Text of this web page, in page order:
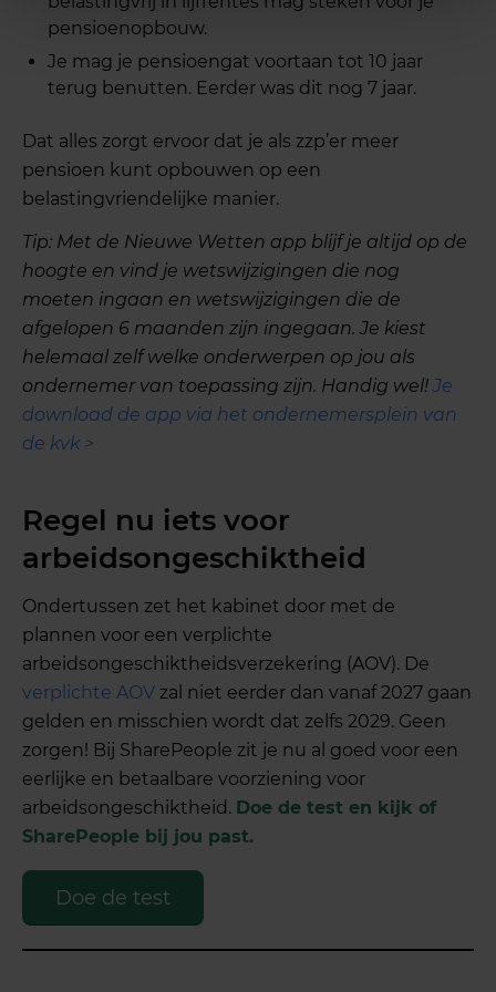
pensioenopbouw.
Je mag je pensioengat voortaan tot 10 jaar
terug benutten. Eerder was dit nog 7 jaar.
Dat alles zorgt ervoor dat je als zzp’er meer
pensioen kunt opbouwen op een
belastingvriendelijke manier.
Tip: Met de Nieuwe Wetten app blijf je altijd op de
hoogte en vind je wetswijzigingen die nog
moeten ingaan en wetswijzigingen die de
afgelopen 6 maanden zijn ingegaan. Je kiest
helemaal zelf welke onderwerpen op jou als
ondernemer van toepassing zijn. Handig wel!Je
download de app via het ondernemersplein van
de kvk >
Regel nu iets voor
arbeidsongeschiktheid
Ondertussen zet het kabinet door met de
plannen voor een verplichte
arbeidsongeschiktheidsverzekering (AOV). De
verplichte AOV zal niet eerder dan vanaf 2027 gaan
gelden en misschien wordt dat zelfs 2029. Geen
zorgen! Bij SharePeople zit je nu al goed voor een
eerlijke en betaalbare voorziening voor
arbeidsongeschiktheid. Doe de test en kijk of
SharePeople bij jou past.
Doe de test